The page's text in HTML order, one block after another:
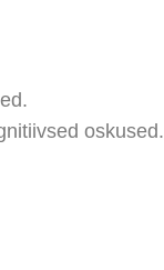
oskused.